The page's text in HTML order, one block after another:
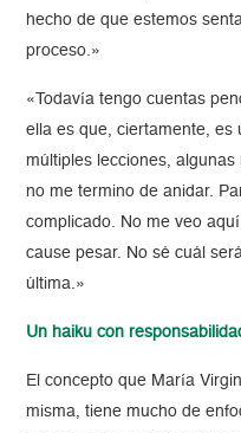
hecho de que estemos
proceso.»
«Todavía tengo cuentas
ella es que, ciertamente, es
múltiples lecciones,
no me termino de anidar.
complicado. No me veo
cause pesar. No sé cuál
última.»
Un haiku con
El concepto que María
misma, tiene mucho de